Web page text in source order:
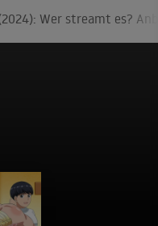
Wer streamt es?